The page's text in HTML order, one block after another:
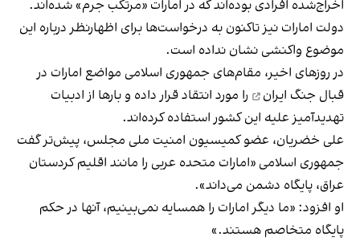
اخراج‌شده افرادی بوده‌اند که در امارات «مرتکب جرم» شده‌اند.
دولت امارات نیز تاکنون به درخواست‌ها برای اظهارنظر درباره این
موضوع واکنشی نشان نداده است.
در روزهای اخیر، مقام‌های جمهوری اسلامی مواضع امارات در
قبال جنگ ایران
را مورد انتقاد قرار داده و بارها از ادبیات
تهدیدآمیز علیه این کشور استفاده کرده‌اند.
علی خضریان، عضو کمیسیون امنیت ملی مجلس، پیش‌تر گفت
جمهوری اسلامی «امارات متحده عربی را مانند اقلیم کردستان
عراق، پایگاه دشمن می‌داند».
او افزود: «ما دیگر امارات را همسایه نمی‌بینیم، آنها در حکم
پایگاه متخاصم هستند.»